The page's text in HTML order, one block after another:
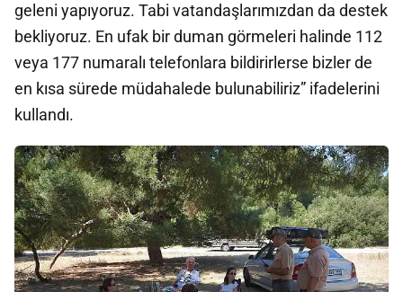
geleni yapıyoruz. Tabi vatandaşlarımızdan da destek
bekliyoruz. En ufak bir duman görmeleri halinde 112
veya 177 numaralı telefonlara bildirirlerse bizler de
en kısa sürede müdahalede bulunabiliriz” ifadelerini
kullandı.